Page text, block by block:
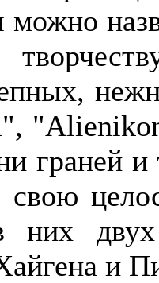
можно
граней
свою
них
и